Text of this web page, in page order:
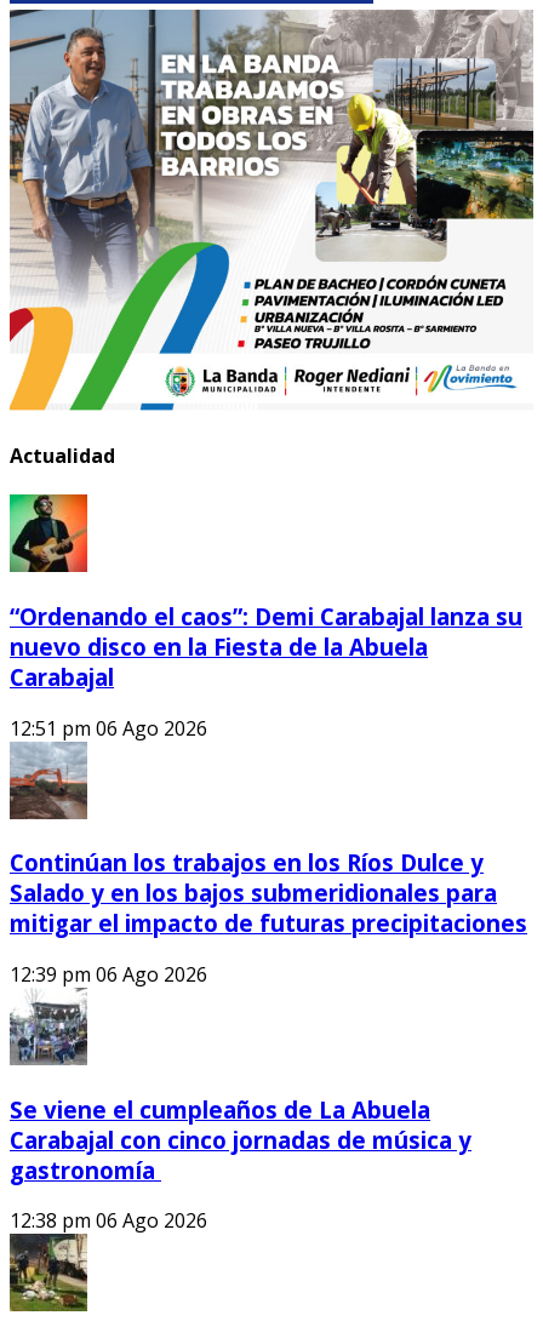
Actualidad
“Ordenando el caos”: Demi Carabajal lanza su
nuevo disco en la Fiesta de la Abuela
Carabajal
12:51 pm 06 Ago 2026
Continúan los trabajos en los Ríos Dulce y
Salado y en los bajos submeridionales para
mitigar el impacto de futuras precipitaciones
12:39 pm 06 Ago 2026
Se viene el cumpleaños de La Abuela
Carabajal con cinco jornadas de música y
gastronomía
12:38 pm 06 Ago 2026